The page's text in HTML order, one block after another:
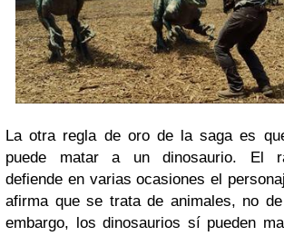
La otra regla de oro de la saga es
puede matar a un dinosaurio. El
defiende en varias ocasiones el
afirma que se trata de animales, no
embargo, los dinosaurios sí pueden